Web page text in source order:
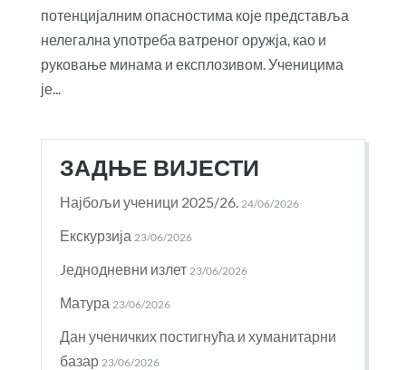
потенцијалним опасностима које представља
нелегална употреба ватреног оружја, као и
руковање минама и експлозивом. Ученицима
је...
ЗАДЊЕ ВИЈЕСТИ
Најбољи ученици 2025/26. 24/06/2026
Екскурзија 23/06/2026
Jеднодневни излет 23/06/2026
Матура 23/06/2026
Дан ученичких постигнућа и хуманитарни
базар 23/06/2026